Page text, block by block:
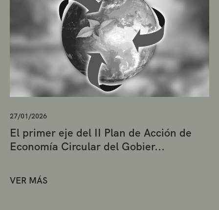
27/01/2026
El primer eje del II Plan de Acción de
Economía Circular del Gobier...
VER MÁS